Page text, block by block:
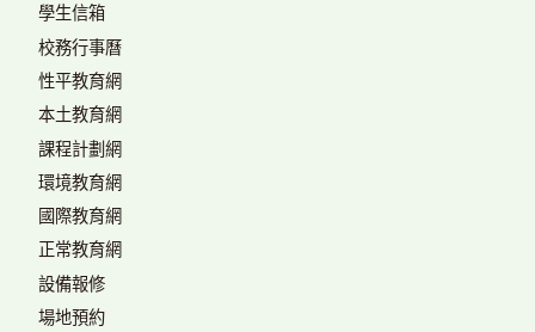
學生信箱
校務行事曆
性平教育網
本土教育網
課程計劃網
環境教育網
國際教育網
正常教育網
設備報修
場地預約